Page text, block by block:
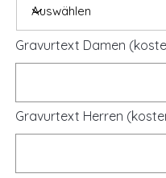
Gravurtext Damen
Gravurtext Herren